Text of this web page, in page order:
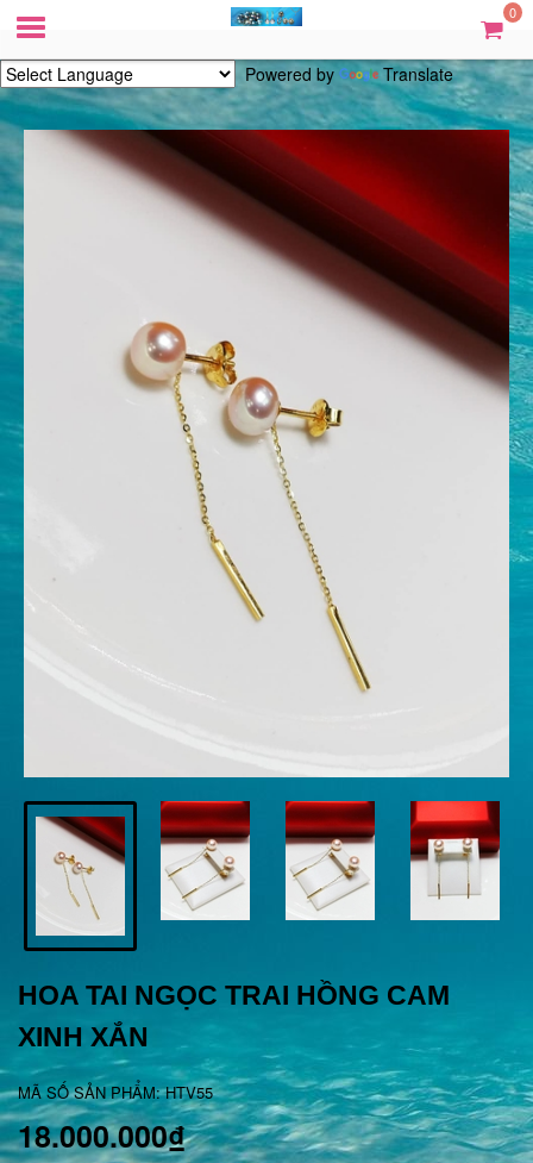
0
Powered by Translate
HOA TAI NGỌC TRAI HỒNG CAM
XINH XẮN
MÃ SỐ SẢN PHẨM: HTV55
18.000.000₫